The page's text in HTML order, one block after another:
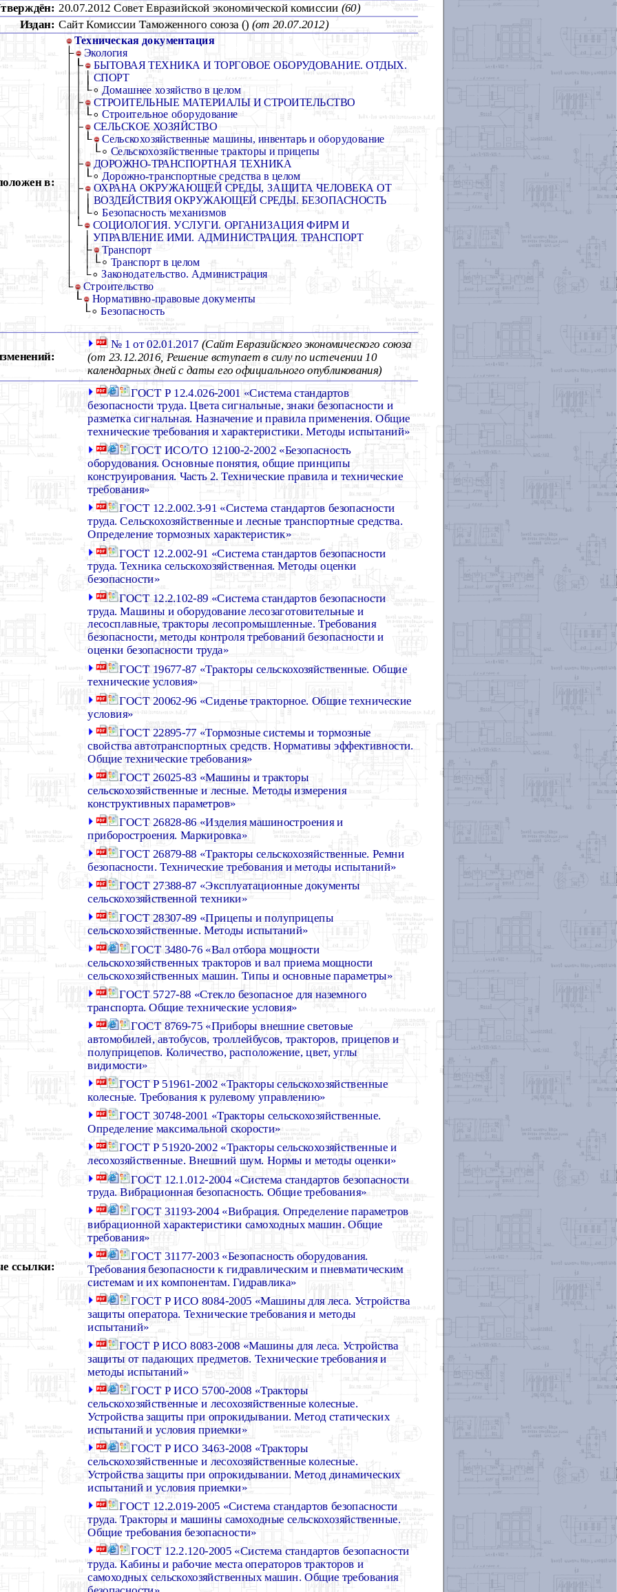
20.07.2012 Совет Евразийской экономической комиссии (60)
Издан: Сайт Комиссии Таможенного союза () (от 20.07.2012)
в:
Техническая документация
Экология
БЫТОВАЯ ТЕХНИКА И ТОРГОВОЕ ОБОРУДОВАНИЕ. ОТДЫХ.
СПОРТ
Домашнее хозяйство в целом
СТРОИТЕЛЬНЫЕ МАТЕРИАЛЫ И СТРОИТЕЛЬСТВО
Строительное оборудование
СЕЛЬСКОЕ ХОЗЯЙСТВО
Сельскохозяйственные машины, инвентарь и оборудование
Сельскохозяйственные тракторы и прицепы
ДОРОЖНО-ТРАНСПОРТНАЯ ТЕХНИКА
Дорожно-транспортные средства в целом
ОХРАНА ОКРУЖАЮЩЕЙ СРЕДЫ, ЗАЩИТА ЧЕЛОВЕКА ОТ
ВОЗДЕЙСТВИЯ ОКРУЖАЮЩЕЙ СРЕДЫ. БЕЗОПАСНОСТЬ
Безопасность механизмов
СОЦИОЛОГИЯ. УСЛУГИ. ОРГАНИЗАЦИЯ ФИРМ И
УПРАВЛЕНИЕ ИМИ. АДМИНИСТРАЦИЯ. ТРАНСПОРТ
Транспорт
Транспорт в целом
Законодательство. Администрация
Строительство
Нормативно-правовые документы
Безопасность
№ 1 от 02.01.2017 (Сайт Евразийского экономического союза
(от 23.12.2016, Решение вступает в силу по истечении 10
календарных дней с даты его официального опубликования)
ссылки:
ГОСТ Р 12.4.026-2001 «Система стандартов
безопасности труда. Цвета сигнальные, знаки безопасности и
разметка сигнальная. Назначение и правила применения. Общие
технические требования и характеристики. Методы испытаний»
ГОСТ ИСО/ТО 12100-2-2002 «Безопасность
оборудования. Основные понятия, общие принципы
конструирования. Часть 2. Технические правила и технические
требования»
ГОСТ 12.2.002.3-91 «Система стандартов безопасности
труда. Сельскохозяйственные и лесные транспортные средства.
Определение тормозных характеристик»
ГОСТ 12.2.002-91 «Система стандартов безопасности
труда. Техника сельскохозяйственная. Методы оценки
безопасности»
ГОСТ 12.2.102-89 «Система стандартов безопасности
труда. Машины и оборудование лесозаготовительные и
лесосплавные, тракторы лесопромышленные. Требования
безопасности, методы контроля требований безопасности и
оценки безопасности труда»
ГОСТ 19677-87 «Тракторы сельскохозяйственные. Общие
технические условия»
ГОСТ 20062-96 «Сиденье тракторное. Общие технические
условия»
ГОСТ 22895-77 «Тормозные системы и тормозные
свойства автотранспортных средств. Нормативы эффективности.
Общие технические требования»
ГОСТ 26025-83 «Машины и тракторы
сельскохозяйственные и лесные. Методы измерения
конструктивных параметров»
ГОСТ 26828-86 «Изделия машиностроения и
приборостроения. Маркировка»
ГОСТ 26879-88 «Тракторы сельскохозяйственные. Ремни
безопасности. Технические требования и методы испытаний»
ГОСТ 27388-87 «Эксплуатационные документы
сельскохозяйственной техники»
ГОСТ 28307-89 «Прицепы и полуприцепы
сельскохозяйственные. Методы испытаний»
ГОСТ 3480-76 «Вал отбора мощности
сельскохозяйственных тракторов и вал приема мощности
сельскохозяйственных машин. Типы и основные параметры»
ГОСТ 5727-88 «Стекло безопасное для наземного
транспорта. Общие технические условия»
ГОСТ 8769-75 «Приборы внешние световые
автомобилей, автобусов, троллейбусов, тракторов, прицепов и
полуприцепов. Количество, расположение, цвет, углы
видимости»
ГОСТ Р 51961-2002 «Тракторы сельскохозяйственные
колесные. Требования к рулевому управлению»
ГОСТ 30748-2001 «Тракторы сельскохозяйственные.
Определение максимальной скорости»
ГОСТ Р 51920-2002 «Тракторы сельскохозяйственные и
лесохозяйственные. Внешний шум. Нормы и методы оценки»
ГОСТ 12.1.012-2004 «Система стандартов безопасности
труда. Вибрационная безопасность. Общие требования»
ГОСТ 31193-2004 «Вибрация. Определение параметров
вибрационной характеристики самоходных машин. Общие
требования»
ГОСТ 31177-2003 «Безопасность оборудования.
Требования безопасности к гидравлическим и пневматическим
системам и их компонентам. Гидравлика»
ГОСТ Р ИСО 8084-2005 «Машины для леса. Устройства
защиты оператора. Технические требования и методы
испытаний»
ГОСТ Р ИСО 8083-2008 «Машины для леса. Устройства
защиты от падающих предметов. Технические требования и
методы испытаний»
ГОСТ Р ИСО 5700-2008 «Тракторы
сельскохозяйственные и лесохозяйственные колесные.
Устройства защиты при опрокидывании. Метод статических
испытаний и условия приемки»
ГОСТ Р ИСО 3463-2008 «Тракторы
сельскохозяйственные и лесохозяйственные колесные.
Устройства защиты при опрокидывании. Метод динамических
испытаний и условия приемки»
ГОСТ 12.2.019-2005 «Система стандартов безопасности
труда. Тракторы и машины самоходные сельскохозяйственные.
Общие требования безопасности»
ГОСТ 12.2.120-2005 «Система стандартов безопасности
труда. Кабины и рабочие места операторов тракторов и
самоходных сельскохозяйственных машин. Общие требования